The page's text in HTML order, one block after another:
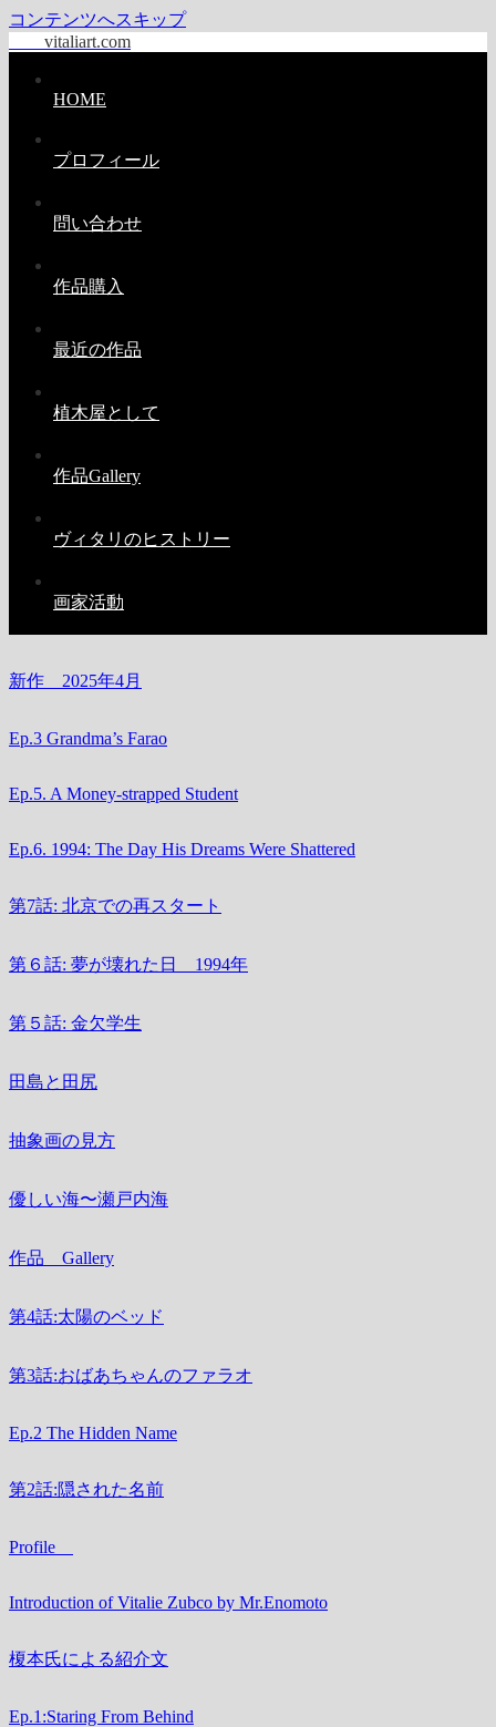
コンテンツへスキップ
vitaliart.com
HOME
プロフィール
問い合わせ
作品購入
最近の作品
植木屋として
作品Gallery
ヴィタリのヒストリー
画家活動
新作 2025年4月
Ep.3 Grandma’s Farao
Ep.5. A Money-strapped Student
Ep.6. 1994: The Day His Dreams Were Shattered
第7話: 北京での再スタート
第６話: 夢が壊れた日 1994年
第５話: 金欠学生
田島と田尻
抽象画の見方
優しい海〜瀬戸内海
作品 Gallery
第4話:太陽のベッド
第3話:おばあちゃんのファラオ
Ep.2 The Hidden Name
第2話:隠された名前
Profile
Introduction of Vitalie Zubco by Mr.Enomoto
榎本氏による紹介文
Ep.1:Staring From Behind